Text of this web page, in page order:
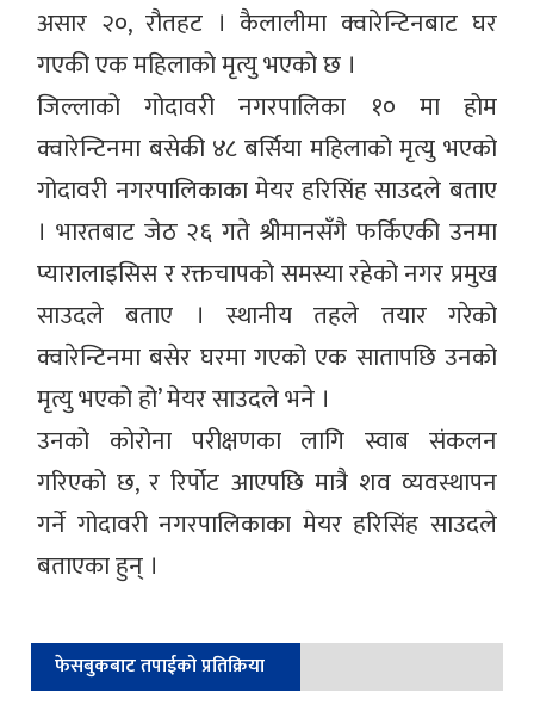
असार २०, रौतहट । कैलालीमा क्वारेन्टिनबाट घर
गएकी एक महिलाको मृत्यु भएको छ ।
जिल्लाको गोदावरी नगरपालिका १० मा होम
क्वारेन्टिनमा बसेकी ४८ बर्सिया महिलाको मृत्यु भएको
गोदावरी नगरपालिकाका मेयर हरिसिंह साउदले बताए
। भारतबाट जेठ २६ गते श्रीमानसँगै फर्किएकी उनमा
प्यारालाइसिस र रक्तचापको समस्या रहेको नगर प्रमुख
साउदले बताए । स्थानीय तहले तयार गरेको
क्वारेन्टिनमा बसेर घरमा गएको एक सातापछि उनको
मृत्यु भएको हो’ मेयर साउदले भने ।
उनको कोरोना परीक्षणका लागि स्वाब संकलन
गरिएको छ, र रिर्पोट आएपछि मात्रै शव व्यवस्थापन
गर्ने गोदावरी नगरपालिकाका मेयर हरिसिंह साउदले
बताएका हुन् ।
फेसबुकबाट तपाईको प्रतिक्रिया